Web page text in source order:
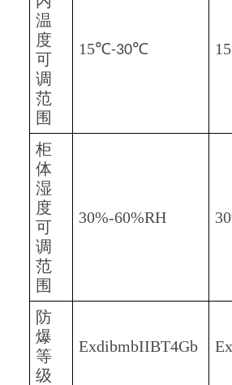
温
度
可
调
范
围
15℃-30℃
柜
体
湿
度
可
调
范
围
30%-60%RH
防
爆
等
级
ExdibmbIIBT4Gb